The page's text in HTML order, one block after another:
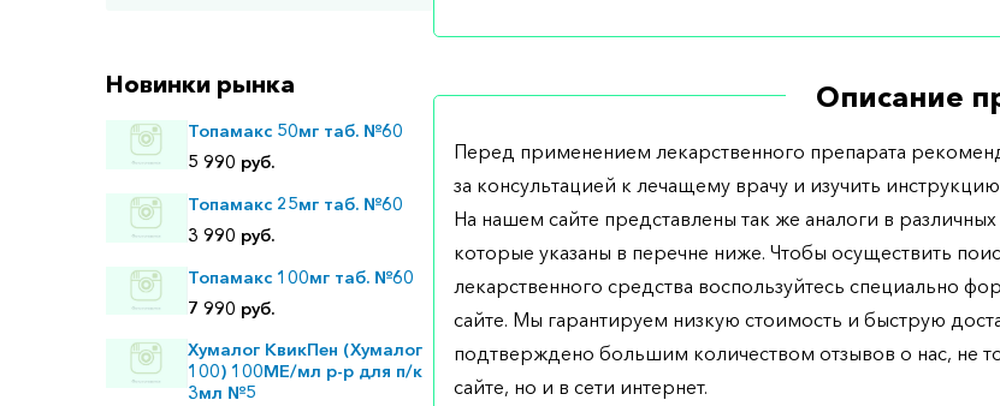
Новинки рынка
Топамакс 50мг таб. №60
5 990 руб.
Топамакс 25мг таб. №60
3 990 руб.
Топамакс 100мг таб. №60
7 990 руб.
Хумалог КвикПен (Хумалог
100) 100МЕ/мл р-р для п/к
3мл №5
Описание
Перед применением лекарственного препарата
за консультацией к лечащему врачу и изучить
На нашем сайте представлены так же аналоги в
которые указаны в перечне ниже. Чтобы осуществить
лекарственного средства воспользуйтесь специально
сайте. Мы гарантируем низкую стоимость и быструю
подтверждено большим количеством отзывов о нас, не
сайте, но и в сети интернет.